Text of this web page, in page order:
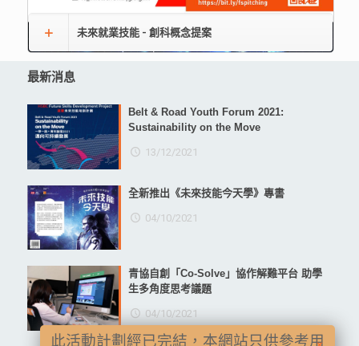
未來就業技能 - 創科概念提案
最新消息
Belt & Road Youth Forum 2021:
Sustainability on the Move
13/12/2021
全新推出《未來技能今天學》專書
04/10/2021
青協自創「Co-Solve」協作解難平台 助學
生多角度思考議題
04/10/2021
此活動計劃經已完結，本網站只供參考用